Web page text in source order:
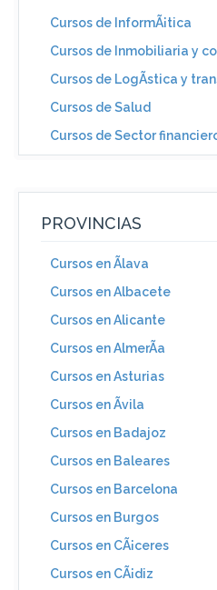
Cursos de InformÃ¡tica
Cursos de Inmobiliaria y
Cursos de LogÃ­stica y
Cursos de Salud
Cursos de Sector
PROVINCIAS
Cursos en Ãlava
Cursos en Albacete
Cursos en Alicante
Cursos en AlmerÃ­a
Cursos en Asturias
Cursos en Ãvila
Cursos en Badajoz
Cursos en Baleares
Cursos en Barcelona
Cursos en Burgos
Cursos en CÃ¡ceres
Cursos en CÃ¡diz